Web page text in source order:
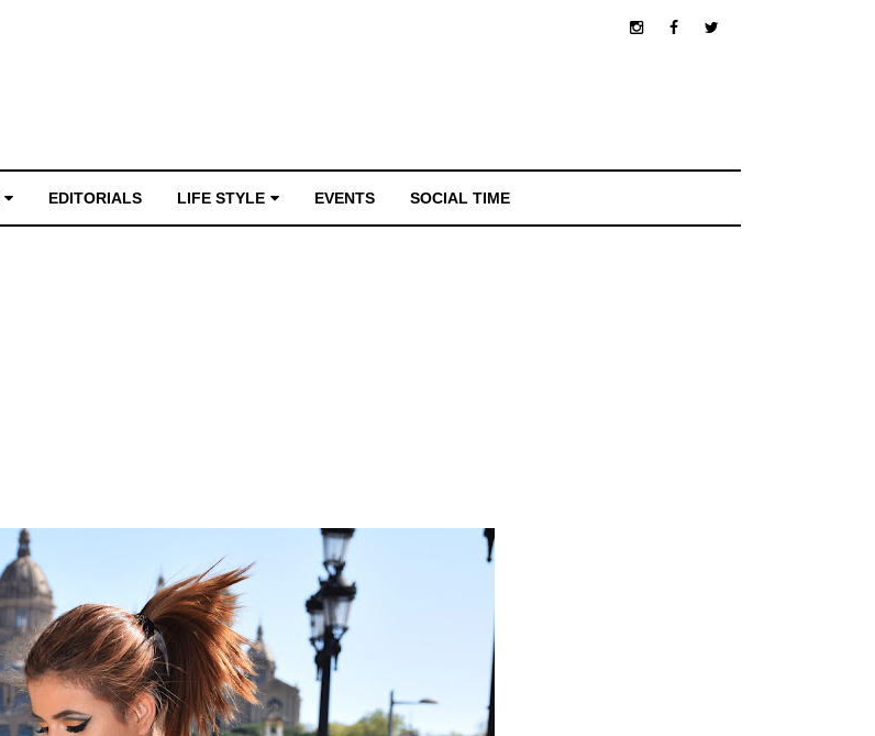
EDITORIALS LIFE STYLE EVENTS SOCIAL TIME